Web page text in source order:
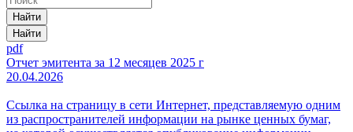
Найти
Найти
pdf
Отчет эмитента за 12 месяцев 2025 г
20.04.2026
Ссылка на страницу в сети Интернет, представляемую одним
из распространителей информации на рынке ценных бумаг,